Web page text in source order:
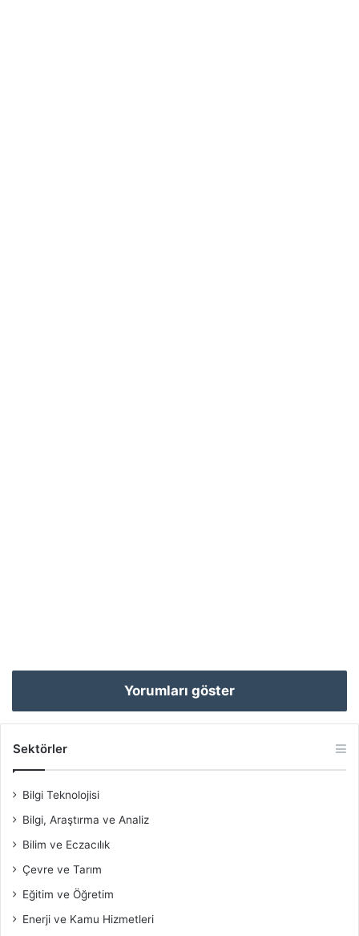
Yorumları göster
Sektörler
Bilgi Teknolojisi
Bilgi, Araştırma ve Analiz
Bilim ve Eczacılık
Çevre ve Tarım
Eğitim ve Öğretim
Enerji ve Kamu Hizmetleri